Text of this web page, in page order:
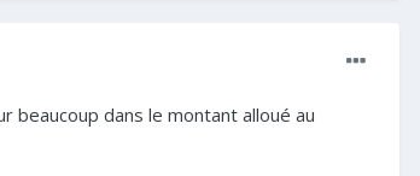
dans le montant alloué au